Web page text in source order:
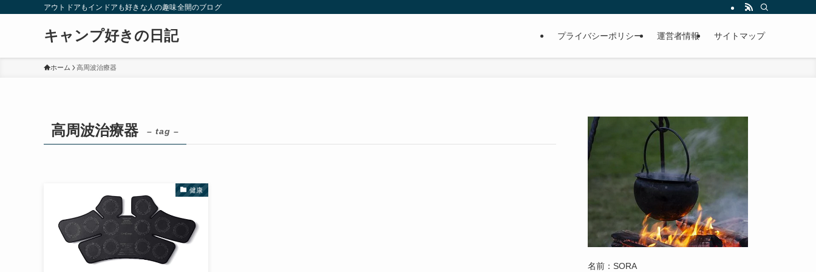
アウトドアもインドアも好きな人の趣味全開のブログ
キャンプ好きの日記 プライバシーポリシー 運営者情報 サイトマップ
ホーム 高周波治療器
高周波治療器 – tag –
健康
名前：SORA